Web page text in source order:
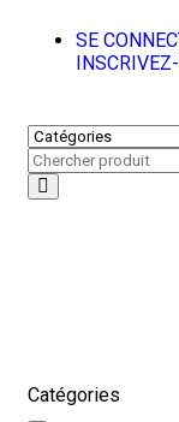
SE
Catégories